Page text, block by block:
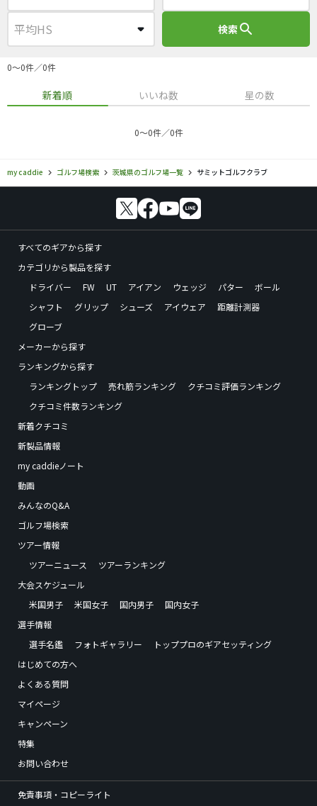
検索search
0〜0件／0件
新着順 いいね数 星の数
0〜0件／0件
my caddie ゴルフ場検索 茨城県のゴルフ場一覧 サミットゴルフクラブ
すべてのギアから探す
カテゴリから製品を探す
ドライバー
FW UT アイアン ウェッジ パター
ボール
シャフト
グリップ シューズ アイウェア
距離計測器
グローブ
メーカーから探す
ランキングから探す
ランキングトップ
売れ筋ランキング
クチコミ評価ランキング
クチコミ件数ランキング
新着クチコミ
新製品情報
my caddieノート
動画
みんなのQ&A
ゴルフ場検索
ツアー情報
ツアーニュース
ツアーランキング
大会スケジュール
米国男子
米国女子 国内男子
国内女子
選手情報
選手名鑑
フォトギャラリー
トッププロのギアセッティング
はじめての方へ
よくある質問
マイページ
キャンペーン
特集
お問い合わせ
免責事項・コピーライト